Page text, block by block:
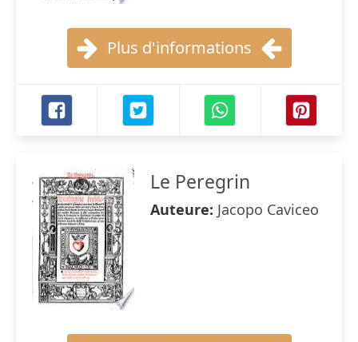
Plus d'informations
Le Peregrin
Auteure: Jacopo Caviceo